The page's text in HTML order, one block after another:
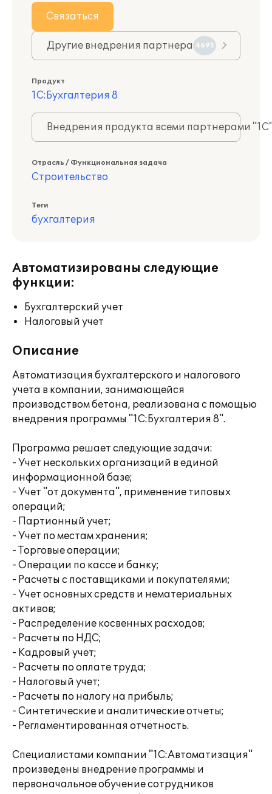
Связаться
Другие внедрения партнера 4693
Продукт
1С:Бухгалтерия 8
Внедрения продукта всеми партнерами
Отрасль / Функциональная задача
Строительство
Теги
бухгалтерия
Автоматизированы следующие
функции:
Бухгалтерский учет
Налоговый учет
Описание
Автоматизация бухгалтерского и налогового
учета в компании, занимающейся
производством бетона, реализована с помощью
внедрения программы "1С:Бухгалтерия 8".
Программа решает следующие задачи:
- Учет нескольких организаций в единой
информационной базе;
- Учет "от документа", применение типовых
операций;
- Партионный учет;
- Учет по местам хранения;
- Торговые операции;
- Операции по кассе и банку;
- Расчеты с поставщиками и покупателями;
- Учет основных средств и нематериальных
активов;
- Распределение косвенных расходов;
- Расчеты по НДС;
- Кадровый учет;
- Расчеты по оплате труда;
- Налоговый учет;
- Расчеты по налогу на прибыль;
- Синтетические и аналитические отчеты;
- Регламентированная отчетность.
Специалистами компании "1С:Автоматизация"
произведены внедрение программы и
первоначальное обучение сотрудников